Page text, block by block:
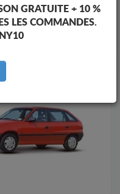
GRATUITE + 10 %
LES COMMANDES.